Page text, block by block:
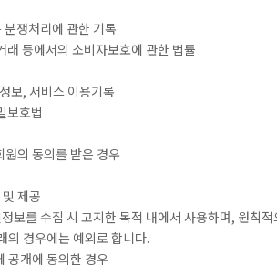
쟁처리에 관한 기록
래 등에서의 소비자보호에 관한 법률
보, 서비스 이용기록
보호법
의 동의를 받은 경우
제공
보를 수집 시 고지한 목적 내에서 사용하며, 원칙
의 경우에는 예외로 합니다.
공개에 동의한 경우